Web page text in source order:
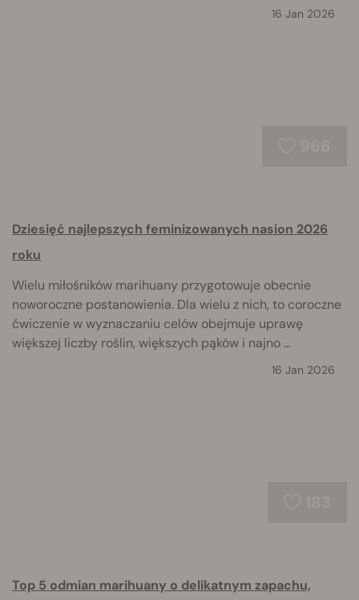
16 Jan 2026
Dziesięć najlepszych feminizowanych nasion 2026
roku
Wielu miłośników marihuany przygotowuje obecnie
noworoczne postanowienia. Dla wielu z nich, to coroczne
ćwiczenie w wyznaczaniu celów obejmuje uprawę
większej liczby roślin, większych pąków i najno ...
16 Jan 2026
Top 5 odmian marihuany o delikatnym zapachu,